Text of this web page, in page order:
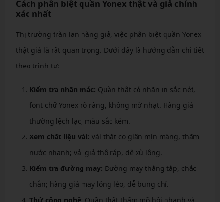
Cách phân biệt quần Yonex thật và giả chính
xác nhất
Thị trường tràn lan hàng giả, việc phân biệt quần Yonex
thật giả là rất quan trọng. Dưới đây là hướng dẫn chi tiết
theo trình tự:
Kiểm tra nhãn mác: Quần thật có nhãn in sắc nét,
font chữ Yonex rõ ràng, không mờ nhạt. Hàng giả
thường lệch lạc, màu sắc kém.
Xem chất liệu vải: Vải thật co giãn mịn màng, thấm
nước nhanh; vải giả thô ráp, dễ xù lông.
Kiểm tra đường may: Đường may thẳng tắp, chắc
chắn; hàng giả may lỏng lẻo, dễ bung chỉ.
Thử công nghệ: Quần thật thấm mồ hôi nhanh và